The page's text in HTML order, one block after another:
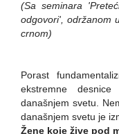
(Sa seminara
odgovori', održanom
crnom)
Porast
ekstremne
današnjem svetu.
današnjem svetu je
Žene koje žive pod